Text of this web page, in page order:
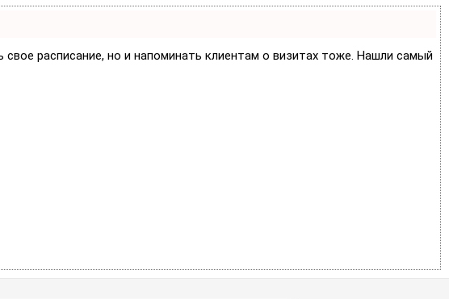
расписание, но и напоминать клиентам о визитах тоже. Нашли самый